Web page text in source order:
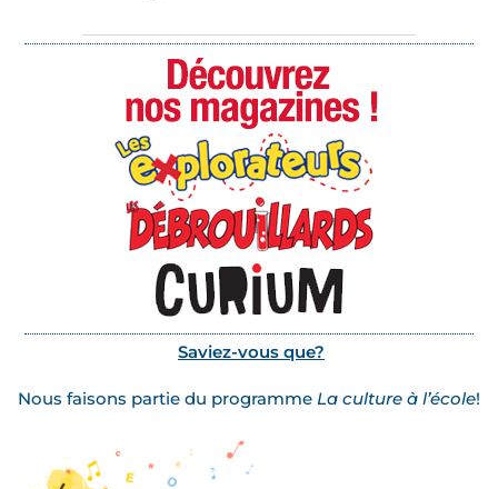
Saviez-vous que?
Nous faisons partie du programme La culture à l’école!